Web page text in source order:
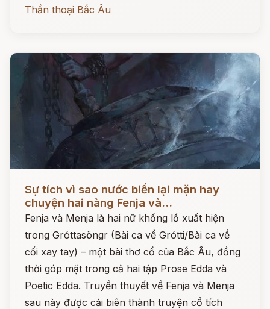
Thần thoại Bắc Âu
Sự tích vì sao nước biển lại mặn hay
chuyện hai nàng Fenja và...
Fenja và Menja là hai nữ khổng lồ xuất hiện
trong Gróttasöngr (Bài ca về Grótti/Bài ca về
cối xay tay) – một bài thơ cổ của Bắc Âu, đồng
thời góp mặt trong cả hai tập Prose Edda và
Poetic Edda. Truyền thuyết về Fenja và Menja
sau này được cải biên thành truyện cổ tích